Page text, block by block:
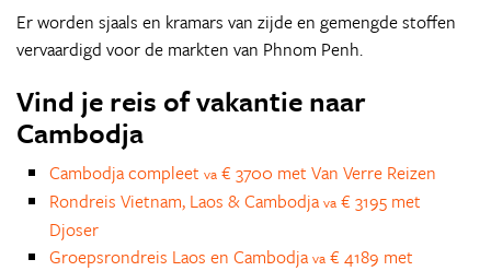
Er worden sjaals en kramars van zijde en gemengde stoffen
vervaardigd voor de markten van Phnom Penh.
Vind je reis of vakantie naar
Cambodja
Cambodja compleet va € 3700 met Van Verre Reizen
Rondreis Vietnam, Laos & Cambodja va € 3195 met
Djoser
Groepsrondreis Laos en Cambodja va € 4189 met